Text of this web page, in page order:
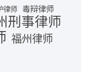
律师 毒辩律师
刑事律师
福州律师